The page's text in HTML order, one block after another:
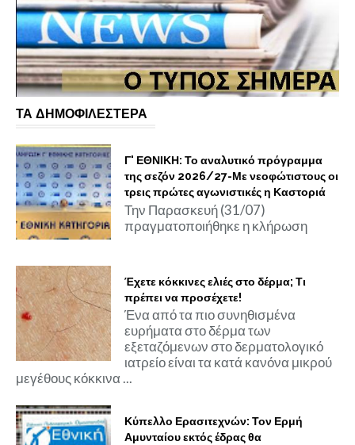
ΤΑ ΔΗΜΟΦΙΛΕΣΤΕΡΑ
Γ' ΕΘΝΙΚΗ: Το αναλυτικό πρόγραμμα
της σεζόν 2026/27-Με νεοφώτιστους οι
τρεις πρώτες αγωνιστικές η Καστοριά
Την Παρασκευή (31/07)
πραγματοποιήθηκε η κλήρωση
Έχετε κόκκινες ελιές στο δέρμα; Τι
πρέπει να προσέχετε!
Ένα από τα πιο συνηθισμένα
ευρήματα στο δέρμα των
εξεταζόμενων στο δερματολογικό
ιατρείο είναι τα κατά κανόνα μικρού
μεγέθους κόκκινα ...
Κύπελλο Ερασιτεχνών: Τον Ερμή
Αμυνταίου εκτός έδρας θα